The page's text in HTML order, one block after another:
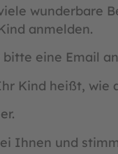
wunderbare
anmelden.
eine Email an
Kind heißt,
Ihnen und